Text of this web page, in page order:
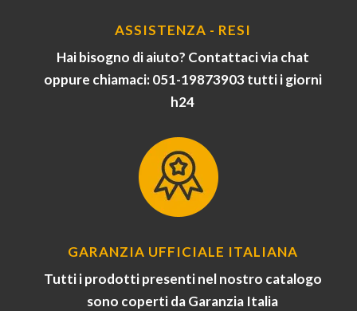
ASSISTENZA - RESI
Hai bisogno di aiuto? Contattaci via chat
oppure chiamaci: 051-19873903 tutti i giorni
h24
GARANZIA UFFICIALE ITALIANA
Tutti i prodotti presenti nel nostro catalogo
sono coperti da Garanzia Italia